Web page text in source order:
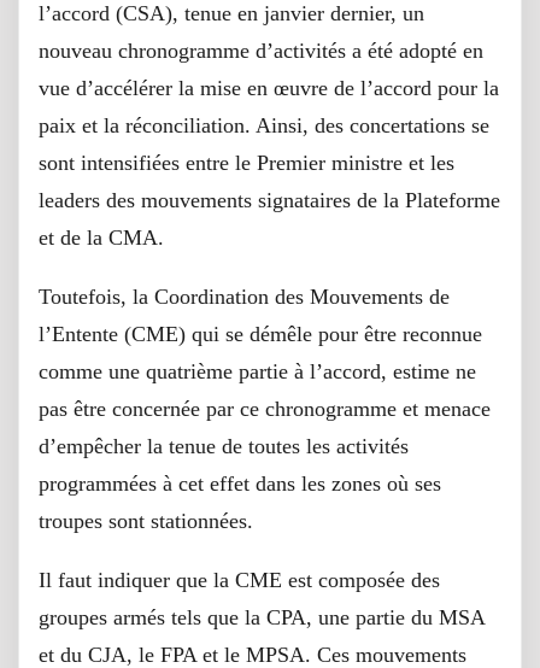
l’accord (CSA), tenue en janvier dernier, un
nouveau chronogramme d’activités a été adopté en
vue d’accélérer la mise en œuvre de l’accord pour la
paix et la réconciliation. Ainsi, des concertations se
sont intensifiées entre le Premier ministre et les
leaders des mouvements signataires de la Plateforme
et de la CMA.
Toutefois, la Coordination des Mouvements de
l’Entente (CME) qui se démêle pour être reconnue
comme une quatrième partie à l’accord, estime ne
pas être concernée par ce chronogramme et menace
d’empêcher la tenue de toutes les activités
programmées à cet effet dans les zones où ses
troupes sont stationnées.
Il faut indiquer que la CME est composée des
groupes armés tels que la CPA, une partie du MSA
et du CJA, le FPA et le MPSA. Ces mouvements